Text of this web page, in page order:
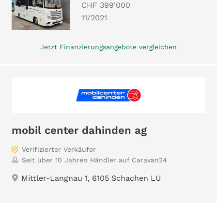
CHF 399'000
11/2021
Jetzt Finanzierungsangebote vergleichen
mobil center dahinden ag
Verifizierter Verkäufer
Seit über 10 Jahren Händler auf Caravan24
Mittler-Langnau 1, 6105 Schachen LU